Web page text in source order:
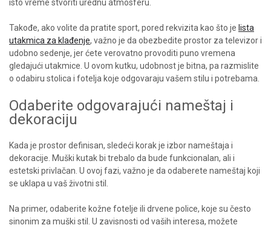
isto vreme stvoriti urednu atmosferu.
Takođe, ako volite da pratite sport, pored rekvizita kao što je lista
utakmica za klađenje, važno je da obezbedite prostor za televizor i
udobno sedenje, jer ćete verovatno provoditi puno vremena
gledajući utakmice. U ovom kutku, udobnost je bitna, pa razmislite
o odabiru stolica i fotelja koje odgovaraju vašem stilu i potrebama.
Odaberite odgovarajući nameštaj i
dekoraciju
Kada je prostor definisan, sledeći korak je izbor nameštaja i
dekoracije. Muški kutak bi trebalo da bude funkcionalan, ali i
estetski privlačan. U ovoj fazi, važno je da odaberete nameštaj koji
se uklapa u vaš životni stil.
Na primer, odaberite kožne fotelje ili drvene police, koje su često
sinonim za muški stil. U zavisnosti od vaših interesa, možete